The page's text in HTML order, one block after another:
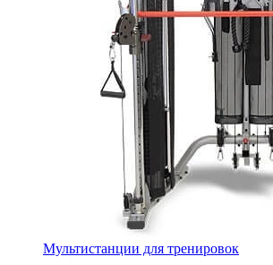
Мультистанции для тренировок